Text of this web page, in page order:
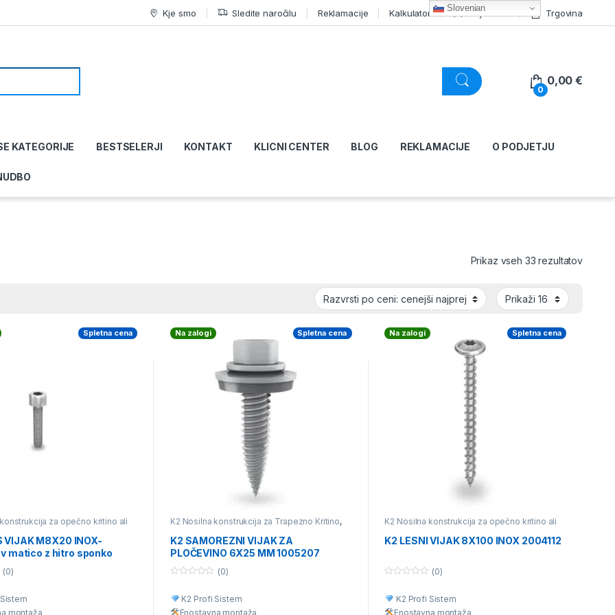
Kje smo Sledite naročilu Reklamacije Kalkulator Moj račun Trgovina
0
0,00€
KATEGORIJE BESTSELERJI KONTAKT KLICNI CENTER BLOG REKLAMACIJE O PODJETJU
Prikaz vseh 33 rezultatov
Spletna cena
za opečno kritino ali
K2 Nosilna konstrukcija za
- sika,K2 Nosilna konstrukcija za
,K2 Univerzalna nosilna
za različne vrste kritine,
VIJAK M8X20 INOX-
matico z hitro sponko
) 2001729
(0)
montaža
Na zalogi Spletna cena
K2 Nosilna konstrukcija za Trapezno Kritino,
K2 Univerzalna nosilna konstrukcija za
različne vrste kritine,Posamezni deli nosilne
konstrukcije
K2 SAMOREZNI VIJAK ZA
PLOČEVINO 6X25 MM 1005207
u
(0)
K2 Profi Sistem
Enostavna montaža
Na zalogi Spletna cena
K2 Nosilna konstrukcija za opečno kritino ali
Posamezni deli nosilne
konstrukcije
K2 LESNI VIJAK 8X100 INOX 2004112
u
t
(0)
K2 Profi Sistem
Enostavna montaža
Slovenian